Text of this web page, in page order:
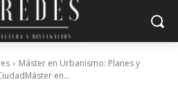
Máster en Urbanismo: Planes y
en...